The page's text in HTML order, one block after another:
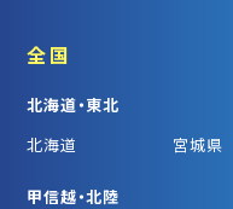
全国
北海道・東北
北海道
宮城県
甲信越・北陸